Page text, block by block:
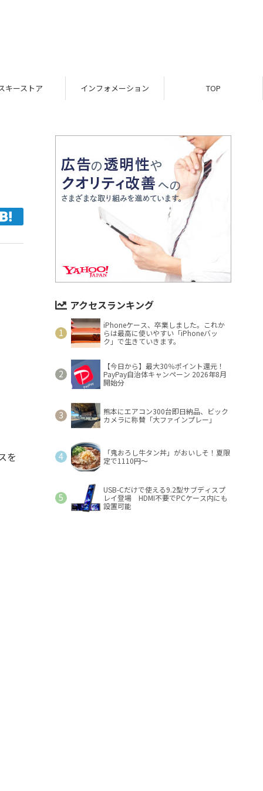
ーストア インフォメーション TOP
を
アクセスランキング
iPhoneケース、卒業しました。これか
らは最高に使いやすい「iPhoneバッ
ク」で生きていきます。
【今日から】最大30％ポイント還元！
PayPay自治体キャンペーン 2026年8月
開始分
熊本にエアコン300台即日納品、ビック
カメラに称賛「大ファインプレー」
「鬼おろし牛タン丼」がおいしそ！夏限
定で1110円～
USB-Cだけで使える9.2型サブディスプ
レイ登場 HDMI不要でPCケース内にも
設置可能